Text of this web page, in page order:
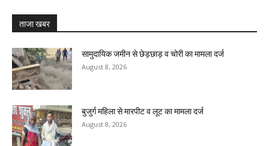
ताजा खबर
सामुदायिक जमीन से छेड़छाड़ व चोरी का मामला दर्ज
August 8, 2026
बुजुर्ग महिला से मारपीट व लूट का मामला दर्ज
August 8, 2026